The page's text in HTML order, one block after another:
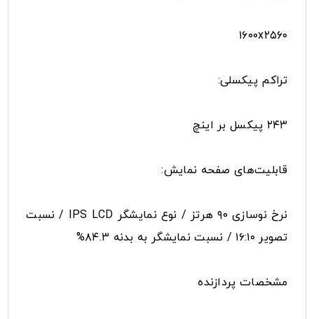
۱۶۰۰x۲۵۶۰
تراکم پیکسلی:
۲۴۳ پیکسل بر اینچ
قابلیت‌های صفحه نمایش:
نرخ نوسازی ۹۰ هرتز / نوع نمایشگر IPS LCD / نسبت
تصویر ۱۶:۱۰ / نسبت نمایشگر به بدنه ۸۴.۳%
مشخصات پردازنده